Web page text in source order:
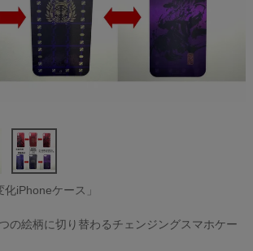
iPhoneケース」
の絵柄に切り替わるチェンジングスマホケー